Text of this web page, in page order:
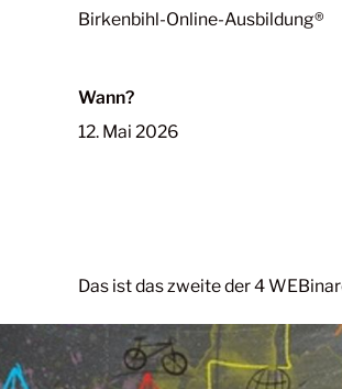
Birkenbihl-Online-Ausbildung®
Wann?
12. Mai 2026
Das ist das zweite der 4